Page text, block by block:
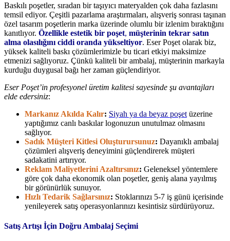
Baskılı poşetler, sıradan bir taşıyıcı materyalden çok daha fazlasını
temsil ediyor. Çeşitli pazarlama araştırmaları, alışveriş sonrası taşınan
özel tasarım poşetlerin marka üzerinde olumlu bir izlenim bıraktığını
kanıtlıyor. Özellikle estetik bir poşet, müşterinin tekrar satın
alma olasılığını ciddi oranda yükseltiyor. Eser Poşet olarak biz,
yüksek kaliteli baskı çözümlerimizle bu ticari etkiyi maksimize
etmenizi sağlıyoruz. Çünkü kaliteli bir ambalaj, müşterinin markayla
kurduğu duygusal bağı her zaman güçlendiriyor.
Eser Poşet’in profesyonel üretim kalitesi sayesinde şu avantajları
elde edersiniz:
Markanız Akılda Kalır: Siyah ya da beyaz poşet üzerine
yaptığımız canlı baskılar logonuzun unutulmaz olmasını
sağlıyor.
Sadık Müşteri Kitlesi Oluşturursunuz: Dayanıklı ambalaj
çözümleri alışveriş deneyimini güçlendirerek müşteri
sadakatini artırıyor.
Reklam Maliyetlerini Azaltırsınız: Geleneksel yöntemlere
göre çok daha ekonomik olan poşetler, geniş alana yayılmış
bir görünürlük sunuyor.
Hızlı Tedarik Sağlarsınız: Stoklarınızı 5-7 iş günü içerisinde
yenileyerek satış operasyonlarınızı kesintisiz sürdürüyoruz.
Satış Artışı İçin Doğru Ambalaj Seçimi